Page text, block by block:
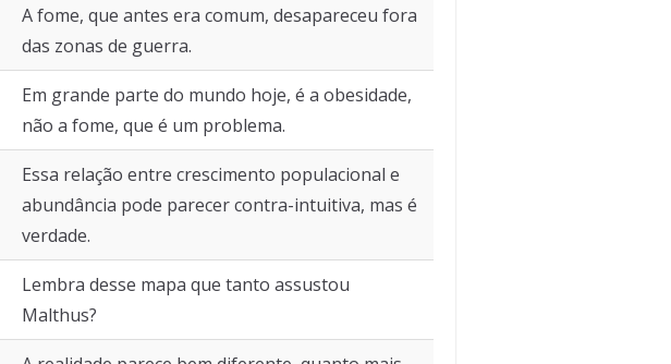
A fome, que antes era comum, desapareceu fora
das zonas de guerra.
Em grande parte do mundo hoje, é a obesidade,
não a fome, que é um problema.
Essa relação entre crescimento populacional e
abundância pode parecer contra-intuitiva, mas é
verdade.
Lembra desse mapa que tanto assustou
Malthus?